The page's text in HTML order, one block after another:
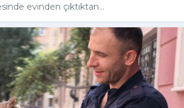
evinden çıktıktan...